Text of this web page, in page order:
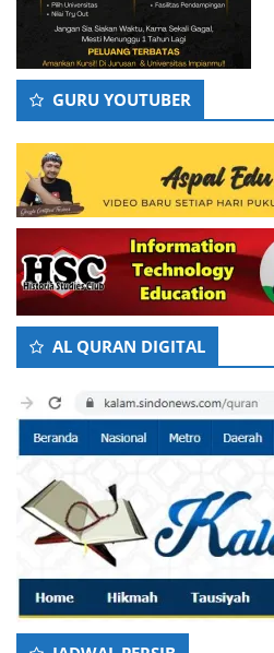
GURU YOUTUBER
AL QURAN DIGITAL